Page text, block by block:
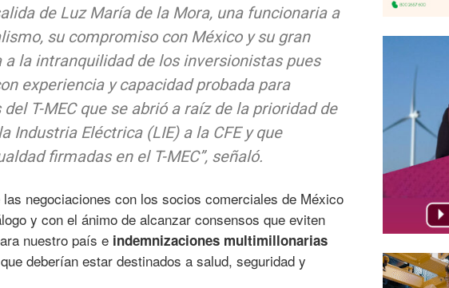
de Luz María de la Mora, una funcionaria a
su compromiso con México y su gran
la intranquilidad de los inversionistas pues
experiencia y capacidad probada para
T-MEC que se abrió a raíz de la prioridad de
Industria Eléctrica (LIE) a la CFE y que
firmadas en el T-MEC”, señaló.
negociaciones con los socios comerciales de México
y con el ánimo de alcanzar consensos que eviten
nuestro país e indemnizaciones multimillonarias
deberían estar destinados a salud, seguridad y